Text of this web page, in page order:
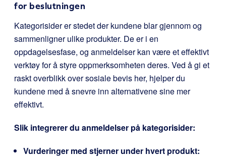
for beslutningen
Kategorisider er stedet der kundene blar gjennom og
sammenligner ulike produkter. De er i en
oppdagelsesfase, og anmeldelser kan være et effektivt
verktøy for å styre oppmerksomheten deres. Ved å gi et
raskt overblikk over sosiale bevis her, hjelper du
kundene med å snevre inn alternativene sine mer
effektivt.
Slik integrerer du anmeldelser på kategorisider:
Vurderinger med stjerner under hvert produkt: